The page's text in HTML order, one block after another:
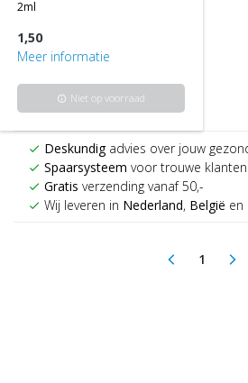
2ml
1,50
Meer informatie
info Niet op voorraad
check Deskundigadvies over jouw
check Spaarsysteem voor trouwe klanten
check Gratis verzending vanaf 50,-
check Wij leveren in Nederland, België en
arrow_back_ios 1(current)
arrow_forward_ios